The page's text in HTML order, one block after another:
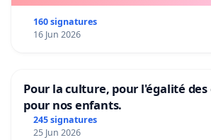
160 signatures
16 Jun 2026
Pour la culture, pour l'égalité des
pour nos enfants.
245 signatures
25 Jun 2026